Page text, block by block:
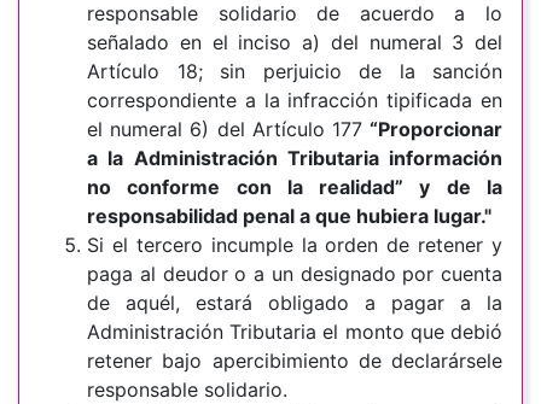
responsable solidario de acuerdo a lo
señalado en el inciso a) del numeral 3 del
Artículo 18; sin perjuicio de la sanción
correspondiente a la infracción tipificada en
el numeral 6) del Artículo 177 “Proporcionar
a la Administración Tributaria información
no conforme con la realidad” y de la
responsabilidad penal a que hubiera lugar."
Si el tercero incumple la orden de retener y
paga al deudor o a un designado por cuenta
de aquél, estará obligado a pagar a la
Administración Tributaria el monto que debió
retener bajo apercibimiento de declarársele
responsable solidario.